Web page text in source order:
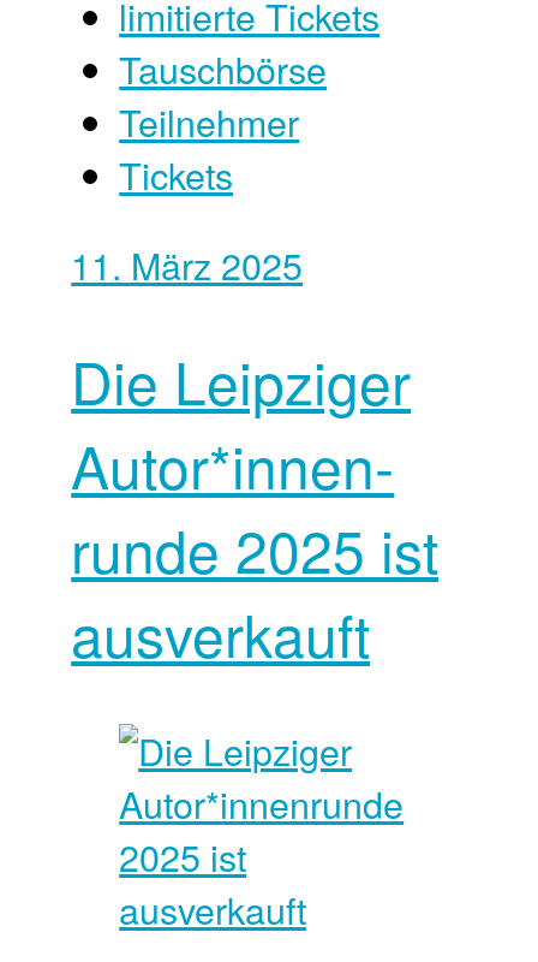
limitierte Tickets
Tauschbörse
Teilnehmer
Tickets
11. März 2025
Die Leipziger
Autor*innen­
runde 2025 ist
ausverkauft